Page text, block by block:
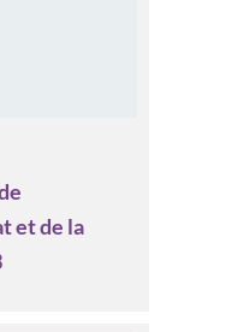
et de la